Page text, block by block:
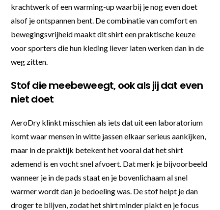
krachtwerk of een warming-up waarbij je nog even doet
alsof je ontspannen bent. De combinatie van comfort en
bewegingsvrijheid maakt dit shirt een praktische keuze
voor sporters die hun kleding liever laten werken dan in de
weg zitten.
Stof die meebeweegt, ook als jij dat even
niet doet
AeroDry klinkt misschien als iets dat uit een laboratorium
komt waar mensen in witte jassen elkaar serieus aankijken,
maar in de praktijk betekent het vooral dat het shirt
ademend is en vocht snel afvoert. Dat merk je bijvoorbeeld
wanneer je in de pads staat en je bovenlichaam al snel
warmer wordt dan je bedoeling was. De stof helpt je dan
droger te blijven, zodat het shirt minder plakt en je focus